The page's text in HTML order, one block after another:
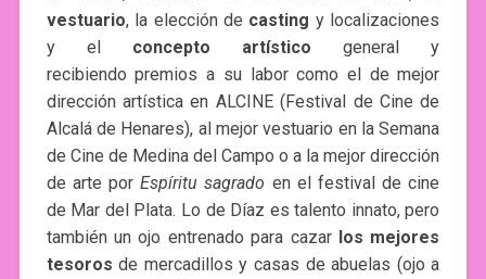
vestuario, la elección de casting y localizaciones
y el concepto artístico general y
recibiendo premios a su labor como el de mejor
dirección artística en ALCINE (Festival de Cine de
Alcalá de Henares), al mejor vestuario en la Semana
de Cine de Medina del Campo o a la mejor dirección
de arte porEspíritu sagrado en el festival de cine
de Mar del Plata. Lo de Díaz es talento innato, pero
también un ojo entrenado para cazar los mejores
tesoros de mercadillos y casas de abuelas (ojo a